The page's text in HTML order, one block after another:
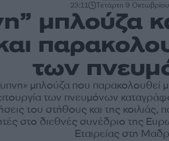
23:11 Τετάρτη 9
μπλούζα
των
μπλούζα που παρακολουθεί
των πνευμόνων
του στήθους και της
στο διεθνές συνέδριο της
Εταιρείας στη